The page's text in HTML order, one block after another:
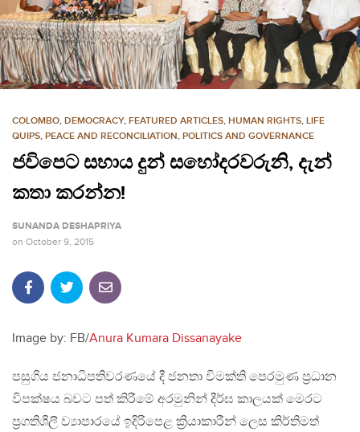
o
n
t
e
COLOMBO, DEMOCRACY, FEATURED ARTICLES, HUMAN RIGHTS, LIFE
QUIPS, PEACE AND RECONCILIATION, POLITICS AND GOVERNANCE
ජවිපෙට සහාය දුන් සහෝදරවරුනි, දැන්
කතා කරන්න!
SUNANDA DESHAPRIYA
on October 9, 2015
Image by: FB/Anura Kumara Dissanayake
පසුගිය ජනාධිපතිවරණයේ දී ජනතා විමක්ති පෙරමුණ ප්‍රධාන
විපක්ෂය බවට පත් කිරීමේ අරමුනින් දීර්ඝ කාලයක් මෙරට
ප්‍රගතිශීලී ව්‍යාපාරයේ ඉදිරිපෙළ ක්‍රියාකාරීන් ලෙස කිර්තිමත්